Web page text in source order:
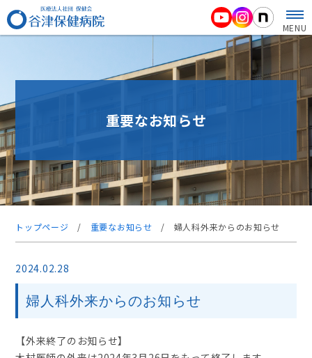
MENU
重要なお知らせ
トップページ / 重要なお知らせ / 婦人科外来からのお知らせ
2024.02.28
婦人科外来からのお知らせ
【外来終了のお知らせ】